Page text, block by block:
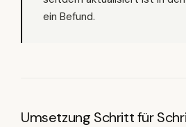
ein Befund.
Umsetzung Schritt für